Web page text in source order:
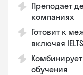
Преподает
компаниях
Готовит к
включая IELTS
обучения